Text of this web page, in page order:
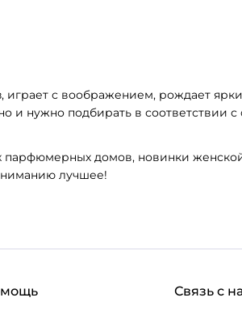
с воображением, рождает
нужно подбирать в соответствии с
парфюмерных домов, новинки
лучшее!
Связь с